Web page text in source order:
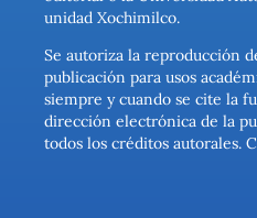
unidad Xochimilco.
Se autoriza la reproducción
publicación para usos
siempre y cuando se cite la
dirección electrónica de la
todos los créditos autorales.